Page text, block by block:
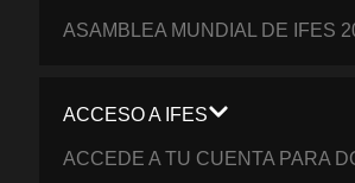
ASAMBLEA MUNDIAL DE IFES
ACCESO A IFES
ACCEDE A TU CUENTA PARA